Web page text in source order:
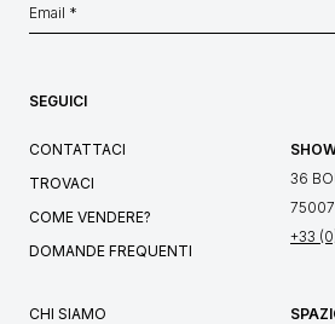
SEGUICI
CONTATTACI
TROVACI
COME VENDERE?
DOMANDE FREQUENTI
36
75007
+33
CHI SIAMO